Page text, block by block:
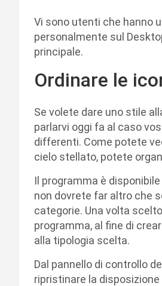
Vi sono utenti che hanno
personalmente sul
principale.
Ordinare le
Se volete dare uno stile
parlarvi oggi fa al caso
differenti. Come potete
cielo stellato, potete
Il programma è
non dovrete far altro che
categorie. Una volta
programma, al fine di
alla tipologia scelta.
Dal pannello di controllo
ripristinare la